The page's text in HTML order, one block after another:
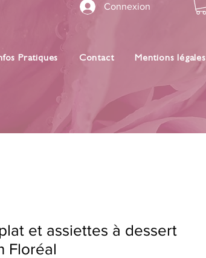
Connexion
Pratiques Contact Mentions légales
et assiettes à dessert
Floréal